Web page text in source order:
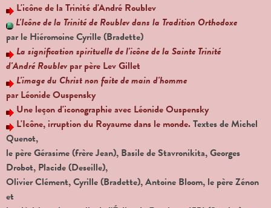
L'icône de la Trinité d'André Roublev
L'Icône de la Trinité de Roublev dans la Tradition Orthodoxe
par le Hiéromoine Cyrille (Bradette)
La signification spirituelle de l'icône de la Sainte Trinité
d'André Roublev par père Lev Gillet
L'image du Christ non faite de main d'homme
par Léonide Ouspensky
Une leçon d'iconographie avec Léonide Ouspensky
L'Icône, irruption du Royaume dans le monde.Textes de Michel
Quenot,
le père Gérasime (frère Jean), Basile de Stavronikita, Georges
Drobot, Placide (Deseille),
Olivier Clément, Cyrille (Bradette), Antoine Bloom, le père Zénon
et